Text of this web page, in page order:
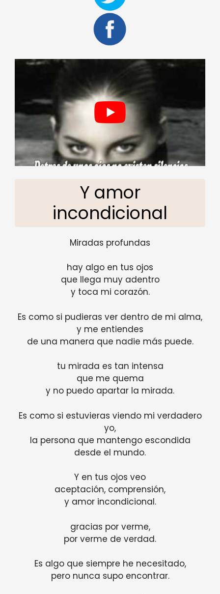
Y amor
incondicional
Miradas profundas
hay algo en tus ojos
que llega muy adentro
y toca mi corazón.
Es como si pudieras ver dentro de mi alma,
y me entiendes
de una manera que nadie más puede.
tu mirada es tan intensa
que me quema
y no puedo apartar la mirada.
Es como si estuvieras viendo mi verdadero
yo,
la persona que mantengo escondida
desde el mundo.
Y en tus ojos veo
aceptación, comprensión,
y amor incondicional.
gracias por verme,
por verme de verdad.
Es algo que siempre he necesitado,
pero nunca supo encontrar.